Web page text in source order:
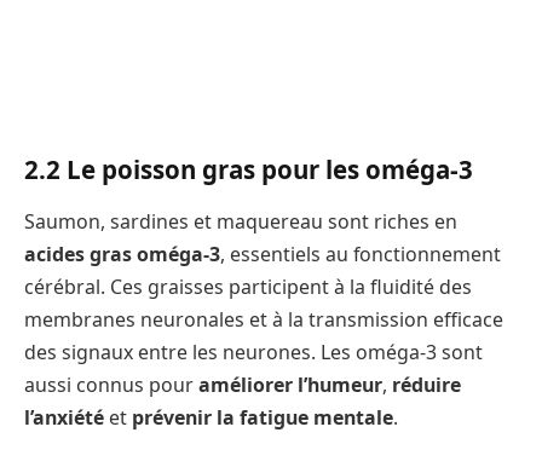
2.2 Le poisson gras pour les oméga-3
Saumon, sardines et maquereau sont riches en
acides gras oméga-3, essentiels au fonctionnement
cérébral. Ces graisses participent à la fluidité des
membranes neuronales et à la transmission efficace
des signaux entre les neurones. Les oméga-3 sont
aussi connus pouraméliorer l’humeur, réduire
l’anxiété et prévenir la fatigue mentale.